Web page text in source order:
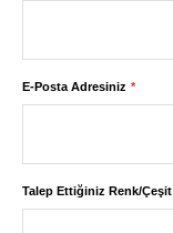
E-Posta Adresiniz
Talep Ettiğiniz Renk/Çeşit